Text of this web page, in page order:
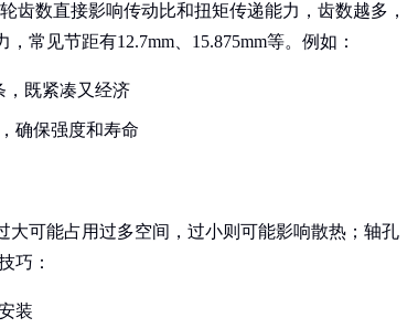
齿数直接影响传动比和扭矩传递能力，齿数越多，
常见节距有12.7mm、15.875mm等。例如：
，既紧凑又经济
确保强度和寿命
可能占用过多空间，过小则可能影响散热；轴孔
巧：
装